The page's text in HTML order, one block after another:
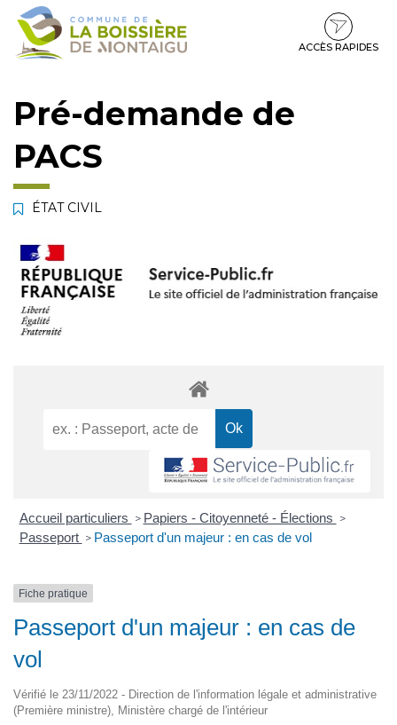
Gestion des traceurs
Aller
Aller
contenu
Aller
pied
ACCÈS RAPIDES
Pré-demande de
PACS
ÉTAT CIVIL
Accueil particuliers > Papiers - Citoyenneté - Élections >
Passeport > Passeport d'un majeur : en cas de vol
Fiche pratique
Passeport d'un majeur : en cas de
vol
Vérifié le 23/11/2022 - Direction de l'information légale et administrative
(Première ministre), Ministère chargé de l'intérieur